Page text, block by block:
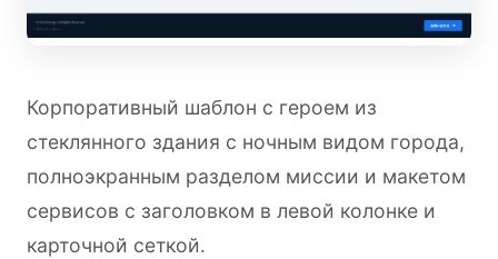
Корпоративный шаблон с героем из
стеклянного здания с ночным видом города,
полноэкранным разделом миссии и макетом
сервисов с заголовком в левой колонке и
карточной сеткой.